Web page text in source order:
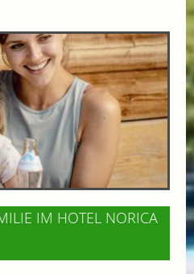
IM HOTEL NORICA